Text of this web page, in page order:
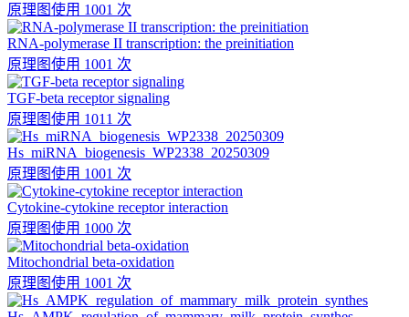
原理图使用 1001 次
RNA-polymerase II transcription: the preinitiation
原理图使用 1001 次
TGF-beta receptor signaling
原理图使用 1011 次
Hs_miRNA_biogenesis_WP2338_20250309
原理图使用 1001 次
Cytokine-cytokine receptor interaction
原理图使用 1000 次
Mitochondrial beta-oxidation
原理图使用 1001 次